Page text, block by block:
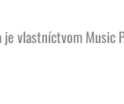
je vlastníctvom